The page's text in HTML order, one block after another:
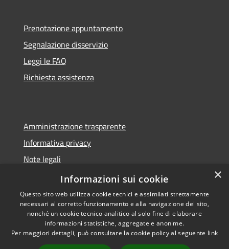
Prenotazione appuntamento
Segnalazione disservizio
Leggi le FAQ
Richiesta assistenza
Amministrazione trasparente
Informativa privacy
Note legali
Dichiarazione di accessibilità
Accessibilità
Copyright © 2026 • Comune di
Sorano • Powered by
×
Informazioni sui cookie
Questo sito web utilizza cookie tecnici e assimilati strettamente
necessari al corretto funzionamento e alla navigazione del sito,
nonché un cookie tecnico analitico al solo fine di elaborare
informazioni statistiche, aggregate e anonime.
Per maggiori dettagli, può consultare la cookie policy al seguente link